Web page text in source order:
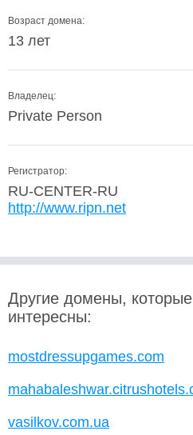
Возраст домена:
13 лет
Владелец:
Private Person
Регистратор:
RU-CENTER-RU
http://www.ripn.net
Другие домены,
интересны:
mostdressupgames.com
vasilkov.com.ua